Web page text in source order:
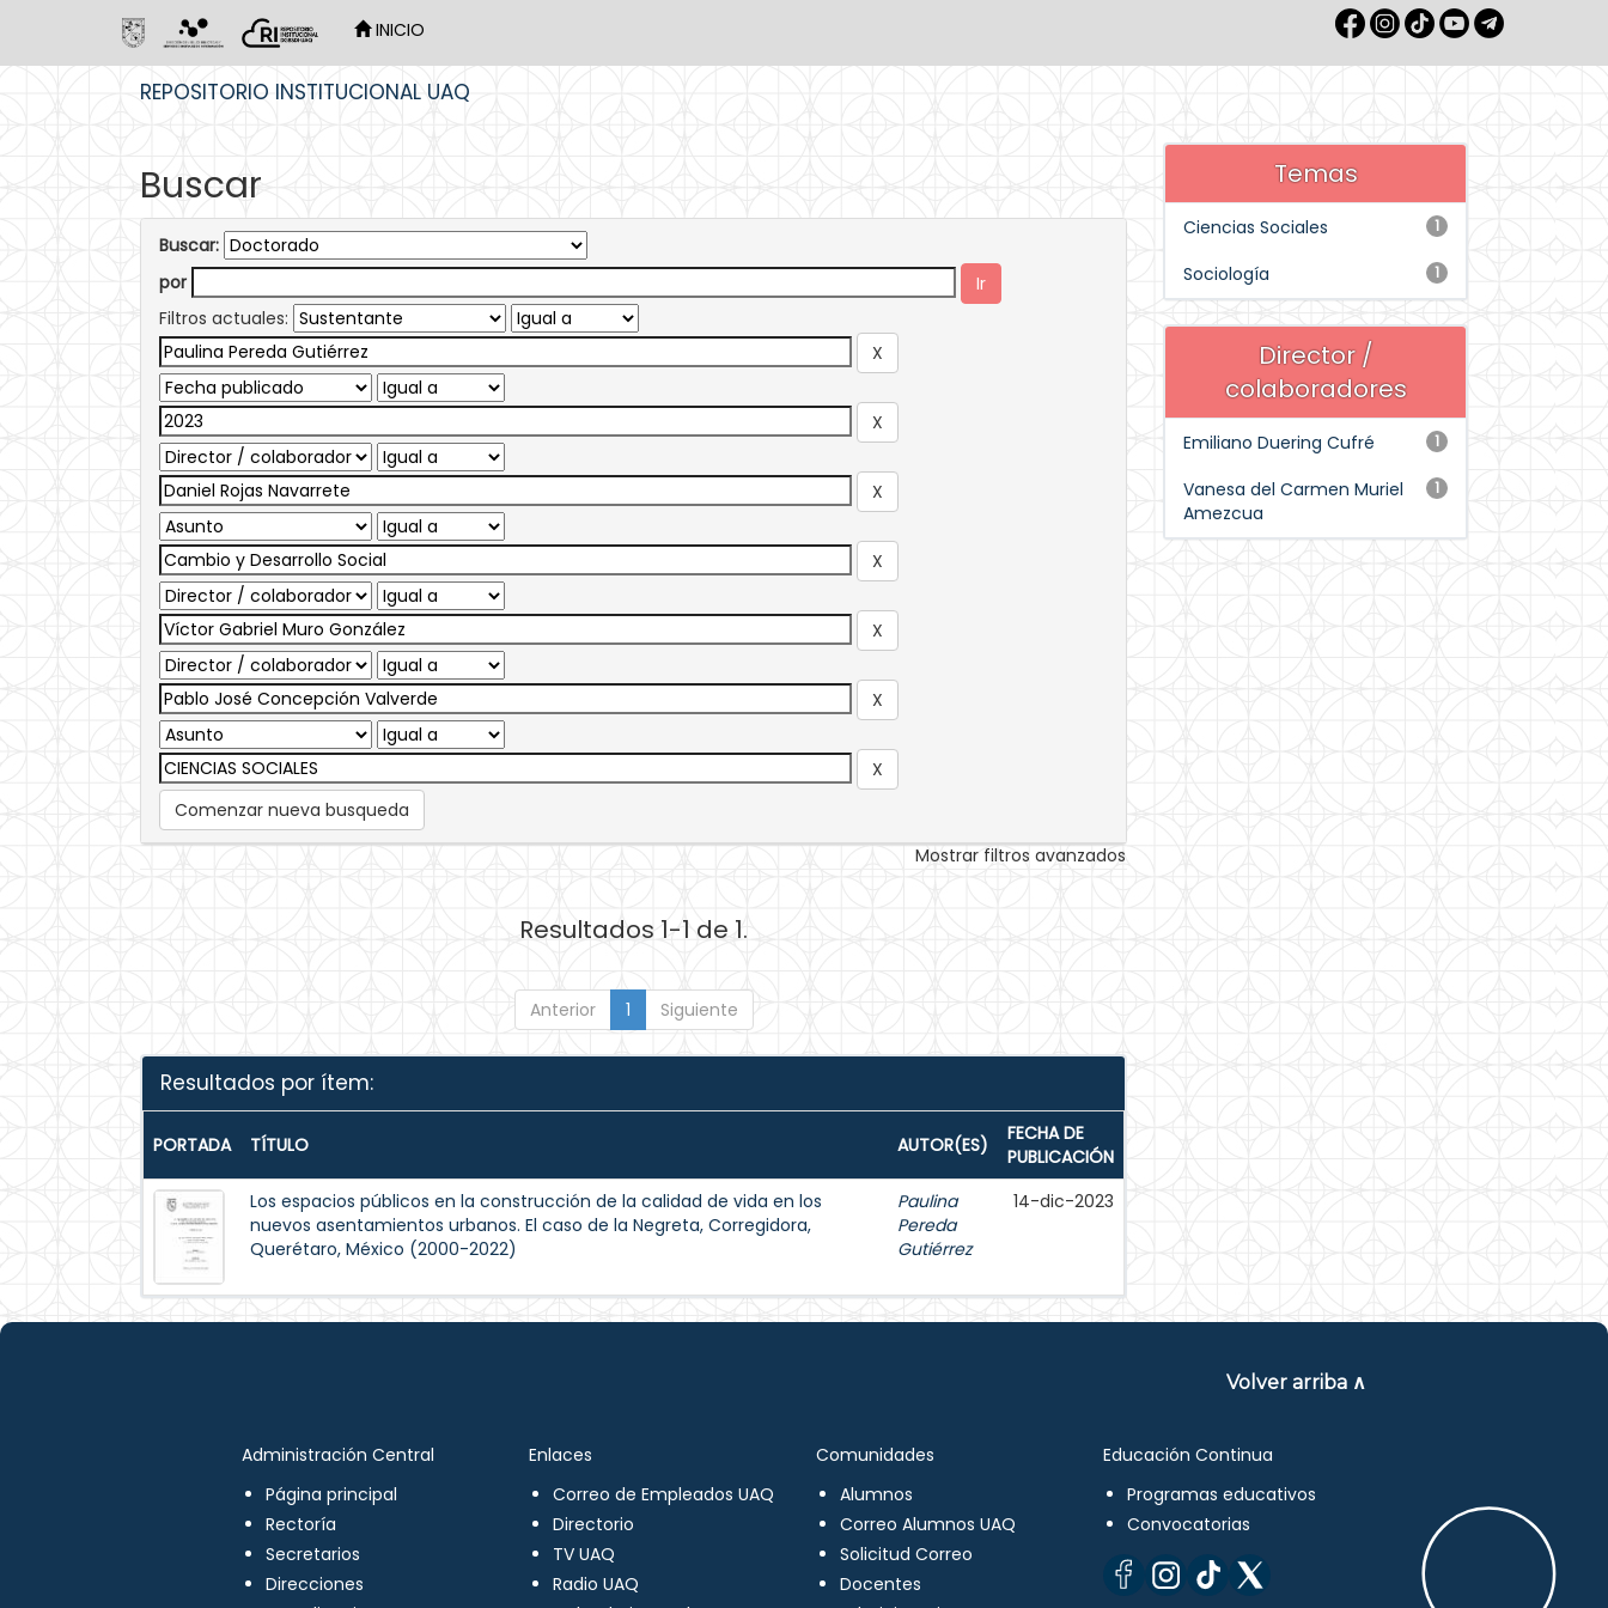
INICIO
REPOSITORIO INSTITUCIONAL UAQ
Buscar
Buscar:
por
Filtros actuales:
Comenzar nueva busqueda
Mostrar filtros avanzados
Resultados 1-1 de 1.
Anterior 1 Siguiente
Resultados por ítem:
PORTADA TÍTULO AUTOR(ES)
FECHA DE
PUBLICACIÓN
Los espacios públicos en la construcción de la calidad de vida en los
nuevos asentamientos urbanos. El caso de la Negreta, Corregidora,
Querétaro, México (2000-2022)
Paulina
Pereda
Gutiérrez
14-dic-2023
Temas
1
Ciencias Sociales
1
Sociología
Director /
colaboradores
1
Emiliano Duering Cufré
1
Vanesa del Carmen Muriel
Amezcua
Volver arriba ∧
Administración Central
Página principal
Rectoría
Secretarios
Direcciones
Enlaces
Correo de Empleados UAQ
Directorio
TV UAQ
Radio UAQ
Comunidades
Alumnos
Correo Alumnos UAQ
Solicitud Correo
Docentes
Educación Continua
Programas educativos
Convocatorias